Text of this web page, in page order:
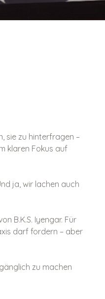
sie zu hinterfragen –
klaren Fokus auf
ja, wir lachen auch
B.K.S. Iyengar. Für
darf fordern – aber
zu machen